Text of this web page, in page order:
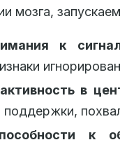
мозга,
к
в
поддержки,
к